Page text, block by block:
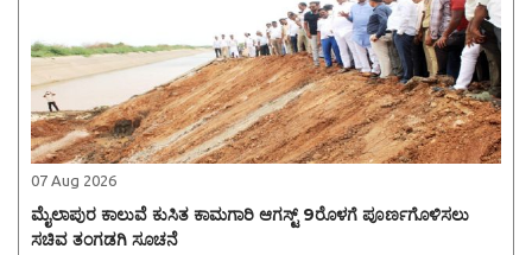
07 Aug 2026
ಮೈಲಾಪುರ ಕಾಲುವೆ ಕುಸಿತ ಕಾಮಗಾರಿ ಆಗಸ್ಟ್ 9ರೊಳಗೆ ಪೂರ್ಣಗೊಳಿಸಲು
ಸಚಿವ ತಂಗಡಗಿ ಸೂಚನೆ